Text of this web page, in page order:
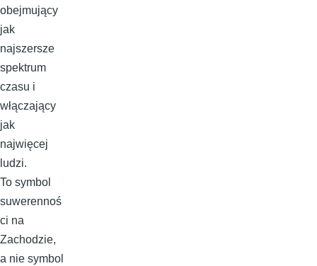
obejmujący
jak
najszersze
spektrum
czasu i
włączający
jak
najwięcej
ludzi.
To symbol
suwerennoś
ci na
Zachodzie,
a nie symbol